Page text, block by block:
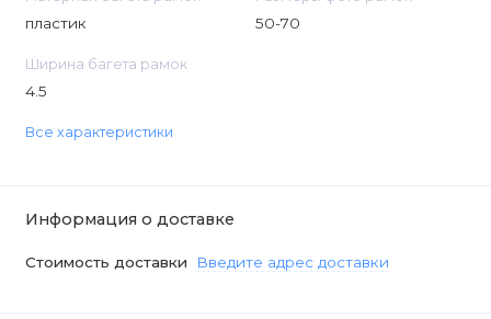
пластик 50-70
Ширина багета рамок
4.5
Все характеристики
Информация о доставке
Стоимость доставки Введите адрес доставки